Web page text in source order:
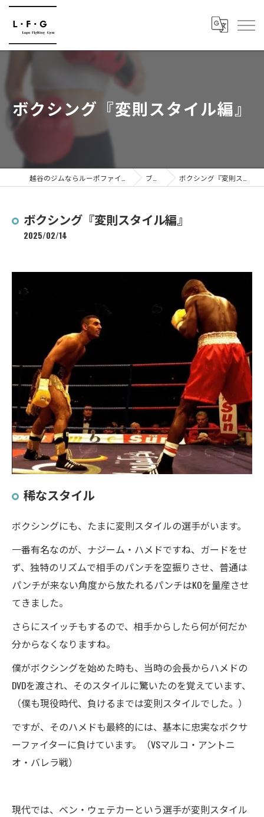
ボクシング『変則スタイル編』
ブログ ボクシング『変則スタイル編』
ボクシング『変則スタイル編』
2025/02/14
稀なスタイル
ボクシングにも、たまに変則スタイルの選手がいます。
一番有名なのが、ナジーム・ハメドですね、ガードをせ
ず、独特のリズムで相手のパンチを空振りさせ、普通は
パンチが来ない角度から放たれるパンチはKOを量産させ
てきました。
さらにスイッチもするので、相手からしたら何が何だか
分からなくなりますね。
僕がボクシングを始めた時も、当時の会長からハメドの
DVDを渡され、そのスタイルに驚いたのを覚えています、
（僕も現役時代、負けるまでは変則スタイルでした。）
ですが、そのハメドも最終的には、基本に忠実なボクサ
ーファイターに負けています。（VSマルコ・アントニ
オ・バレラ戦）
現代では、ベン・ウェテカーという選手が変則スタイル